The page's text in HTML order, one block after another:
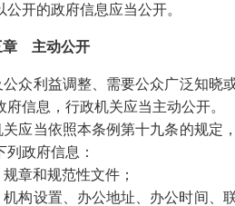
开的政府信息应当公开。
章 主动公开
众利益调整、需要公众广泛知晓
信息，行政机关应当主动公开。
应当依照本条例第十九条的规定
政府信息：
章和规范性文件；
机构设置、办公地址、办公时间、